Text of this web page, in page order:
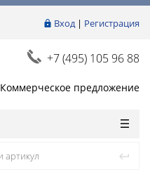
Вход| Регистрация
+7 (495) 105 96 88
Коммерческое предложение